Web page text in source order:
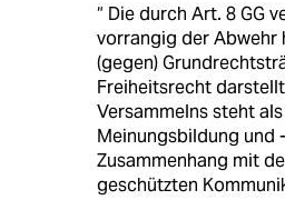
“ Die durch Art. 8 GG
vorrangig der
(gegen)
Freiheitsrecht
Versammelns steht
Meinungsbildung und
Zusammenhang mit
geschützten